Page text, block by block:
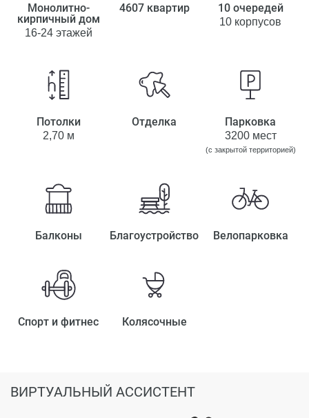
Монолитно-
кирпичный дом
16-24 этажей
4607 квартир 10 очередей
10 корпусов
Потолки
2,70 м
Отделка Парковка
3200 мест
(с закрытой территорией)
Балконы Благоустройство Велопарковка
Спорт и фитнес Колясочные
ВИРТУАЛЬНЫЙ АССИСТЕНТ